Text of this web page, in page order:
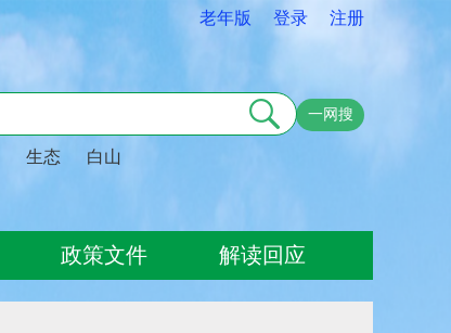
老年版 登录 注册
生态 白山
一网搜
政策文件 解读回应